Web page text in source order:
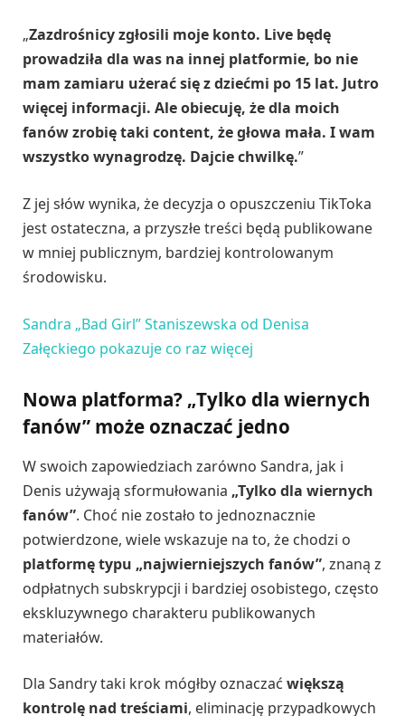
„Zazdrośnicy zgłosili moje konto. Live będę
prowadziła dla was na innej platformie, bo nie
mam zamiaru użerać się z dziećmi po 15 lat. Jutro
więcej informacji. Ale obiecuję, że dla moich
fanów zrobię taki content, że głowa mała. I wam
wszystko wynagrodzę. Dajcie chwilkę.”
Z jej słów wynika, że decyzja o opuszczeniu TikToka
jest ostateczna, a przyszłe treści będą publikowane
w mniej publicznym, bardziej kontrolowanym
środowisku.
Sandra „Bad Girl” Staniszewska od Denisa
Załęckiego pokazuje co raz więcej
Nowa platforma? „Tylko dla wiernych
fanów” może oznaczać jedno
W swoich zapowiedziach zarówno Sandra, jak i
Denis używają sformułowania „Tylko dla wiernych
fanów”. Choć nie zostało to jednoznacznie
potwierdzone, wiele wskazuje na to, że chodzi o
platformę typu „najwierniejszych fanów”, znaną z
odpłatnych subskrypcji i bardziej osobistego, często
ekskluzywnego charakteru publikowanych
materiałów.
Dla Sandry taki krok mógłby oznaczać większą
kontrolę nad treściami, eliminację przypadkowych